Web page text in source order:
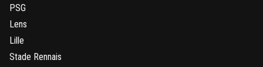
PSG
Lens
Lille
Stade Rennais